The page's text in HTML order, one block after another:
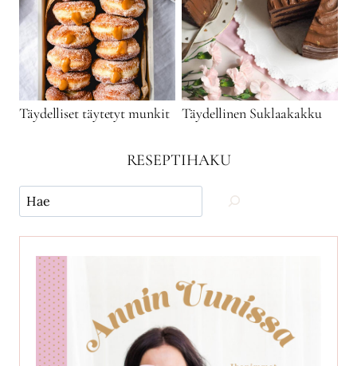
Täydelliset täytetyt munkit Täydellinen Suklaakakku
RESEPTIHAKU
Käytä
hakua
ja
etsi
reseptejä